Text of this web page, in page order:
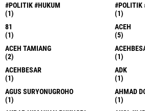
#POLITIK #HUKUM
(1)
#POLITIK
(1)
81
(1)
ACEH
(5)
ACEH TAMIANG
(2)
(1)
ACEHBESAR
(1)
ADK
(1)
AGUS SURYONUGROHO
(1)
AHMAD
(1)